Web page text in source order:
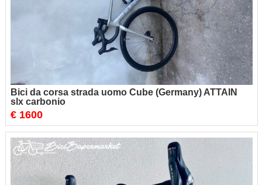
Bici da corsa strada uomo Cube (Germany) ATTAIN
slx carbonio
€ 1600